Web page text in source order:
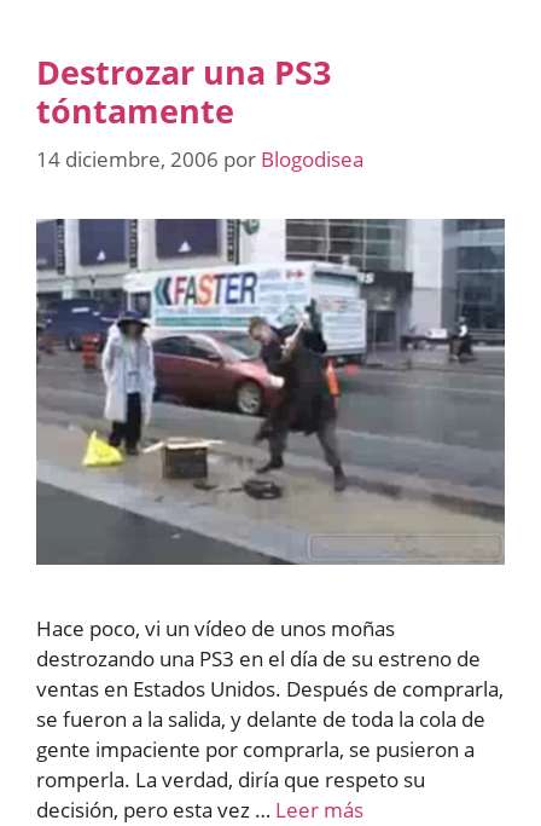
Destrozar una PS3
tóntamente
14 diciembre, 2006 por Blogodisea
Hace poco, vi un vídeo de unos moñas
destrozando una PS3 en el día de su estreno de
ventas en Estados Unidos. Después de comprarla,
se fueron a la salida, y delante de toda la cola de
gente impaciente por comprarla, se pusieron a
romperla. La verdad, diría que respeto su
decisión, pero esta vez … Leer más